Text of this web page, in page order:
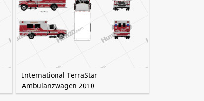
International TerraStar
Ambulanzwagen 2010